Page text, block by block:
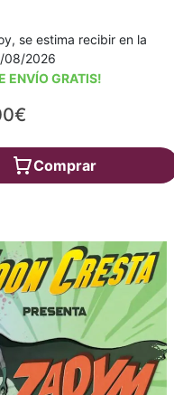
se estima recibir en la
08/2026
ENVÍO GRATIS!
Comprar